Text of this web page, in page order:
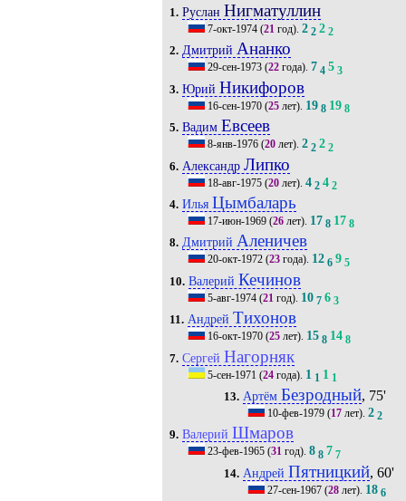
1. Руслан Нигматуллин
7-окт-1974(21год). 2 2 2 2
2. Дмитрий Ананко
29-сен-1973(22года). 7 4 5 3
3. Юрий Никифоров
16-сен-1970(25лет). 19 8 19 8
5. Вадим Евсеев
8-янв-1976(20лет). 2 2 2 2
6. Александр Липко
18-авг-1975(20лет). 4 2 4 2
4. Илья Цымбаларь
17-июн-1969(26лет). 17 8 17 8
8. Дмитрий Аленичев
20-окт-1972(23года). 12 6 9 5
10. Валерий Кечинов
5-авг-1974(21 год). 10 7 6 3
11. Андрей Тихонов
16-окт-1970(25лет). 15 8 14 8
7. Сергей Нагорняк
5-сен-1971 (24года). 1 1 1 1
13. Артём Безродный, 75'
10-фев-1979 (17 лет).2 2
9. Валерий Шмаров
23-фев-1965(31год). 8 8 7 7
14. Андрей Пятницкий, 60'
27-сен-1967 (28 лет). 18 6